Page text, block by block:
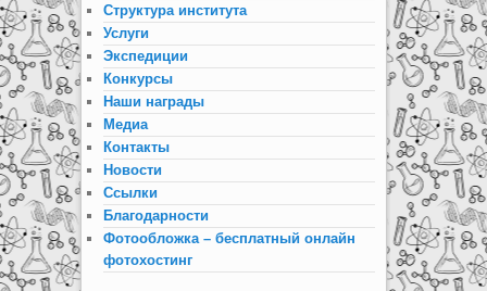
Структура института
Услуги
Экспедиции
Конкурсы
Наши награды
Медиа
Контакты
Новости
Ссылки
Благодарности
Фотообложка – бесплатный онлайн
фотохостинг